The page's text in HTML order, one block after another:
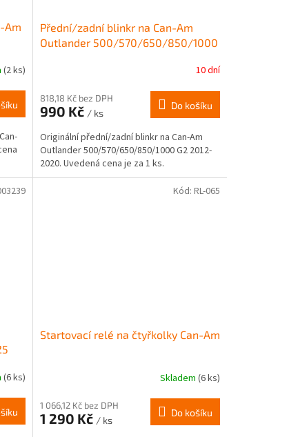
Am
(2 ks)
Přední/zadní blinkr na Can-Am
Outlander 500/570/650/850/1000
10 dní
818,18 Kč bez DPH
990 Kč / ks
Do košíku
Originální přední/zadní blinkr na Can-Am
Outlander 500/570/650/850/1000 G2 2012-
2020. Uvedená cena je za 1 ks.
(6 ks)
Startovací relé na čtyřkolky Can-Am
Skladem (6 ks)
1 066,12 Kč bez DPH
1 290 Kč / ks
Do košíku
Kód: RL-065